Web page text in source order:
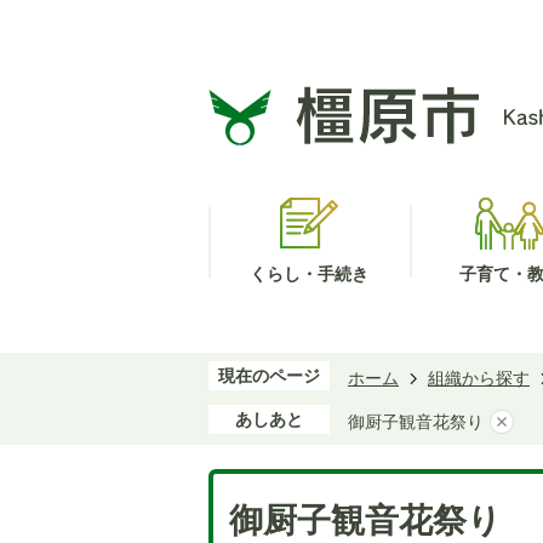
くらし・手続き 子育て・
現在のページ ホーム 組織から探す
あしあと 御厨子観音花祭り
御厨子観音花祭り